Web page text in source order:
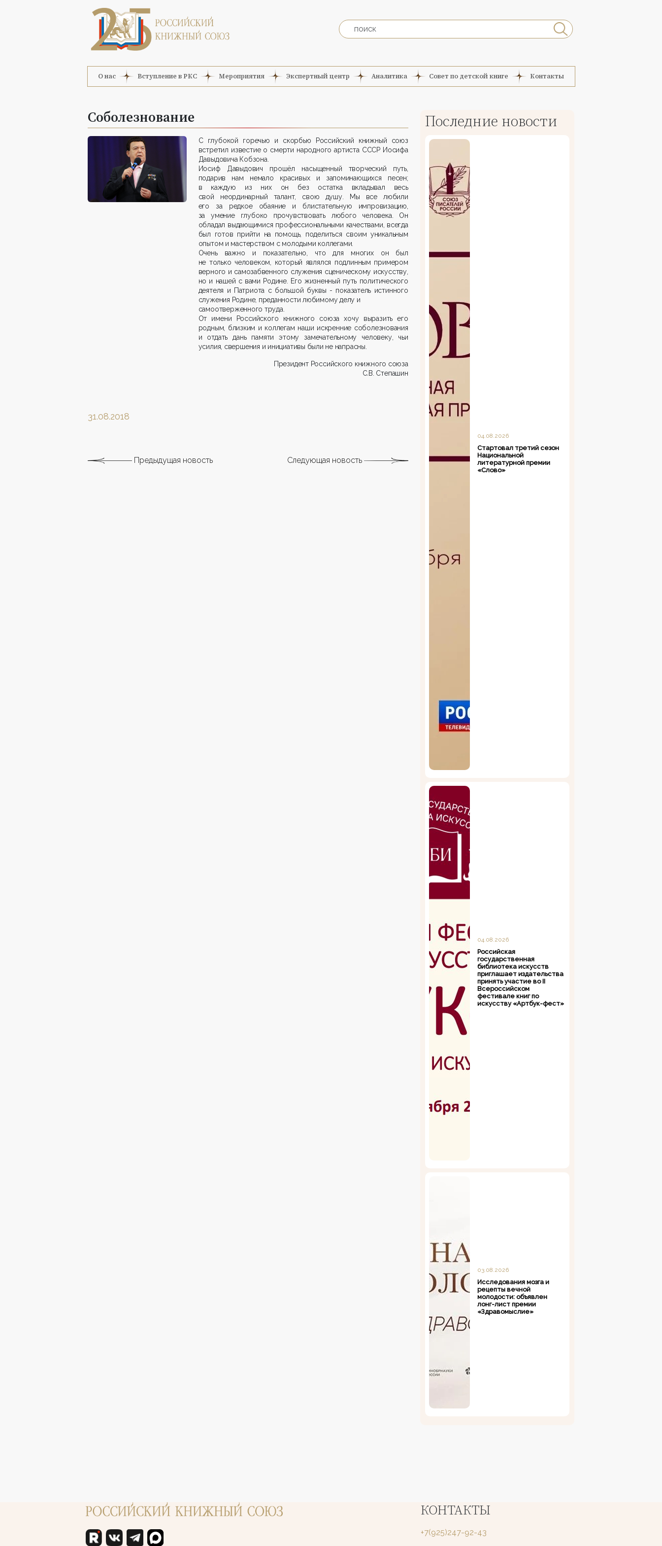
О нас Вступление в РКС Мероприятия Экспертный центр Аналитика Совет по детской книге Контакты
Соболезнование
С глубокой горечью и скорбью Российский книжный союз
встретил известие о смерти народного артиста СССР Иосифа
Давыдовича Кобзона.
Иосиф Давыдович прошёл насыщенный творческий путь,
подарив нам немало красивых и запоминающихся песен;
в каждую из них он без остатка вкладывал весь
свой неординарный талант, свою душу. Мы все любили
его за редкое обаяние и блистательную импровизацию,
за умение глубоко прочувствовать любого человека. Он
обладал выдающимися профессиональными качествами, всегда
был готов прийти на помощь, поделиться своим уникальным
опытом и мастерством с молодыми коллегами.
Очень важно и показательно, что для многих он был
не только человеком, который являлся подлинным примером
верного и самозабвенного служения сценическому искусству,
но и нашей с вами Родине. Его жизненный путь политического
деятеля и Патриота с большой буквы - показатель истинного
служения Родине, преданности любимому делу и
самоотверженного труда.
От имени Российского книжного союза хочу выразить его
родным, близким и коллегам наши искренние соболезнования
и отдать дань памяти этому замечательному человеку, чьи
усилия, свершения и инициативы были не напрасны.
Президент Российского книжного союза
С.В. Степашин
31.08.2018
Предыдущая новость Следующая новость
Последние новости
04.08.2026
Стартовал третий сезон
Национальной
литературной премии
«Слово»
04.08.2026
Российская
государственная
библиотека искусств
приглашает издательства
принять участие во II
Всероссийском
фестивале книг по
искусству «Артбук-фест»
03.08.2026
Исследования мозга и
рецепты вечной
молодости: объявлен
лонг-лист премии
«Здравомыслие»
КОНТАКТЫ
+7(925)247-92-43